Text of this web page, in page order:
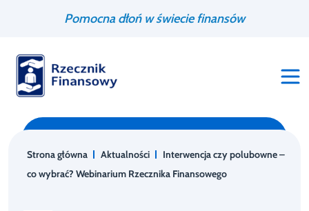
Pomocna dłoń w świecie finansów
Strona główna Aktualności
Interwencja czy polubowne –
co wybrać? Webinarium Rzecznika Finansowego